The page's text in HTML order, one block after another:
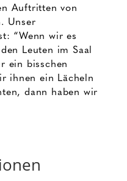
Auftritten von
Unser
“Wenn wir es
Leuten im Saal
ein bisschen
ihnen ein Lächeln
dann haben wir